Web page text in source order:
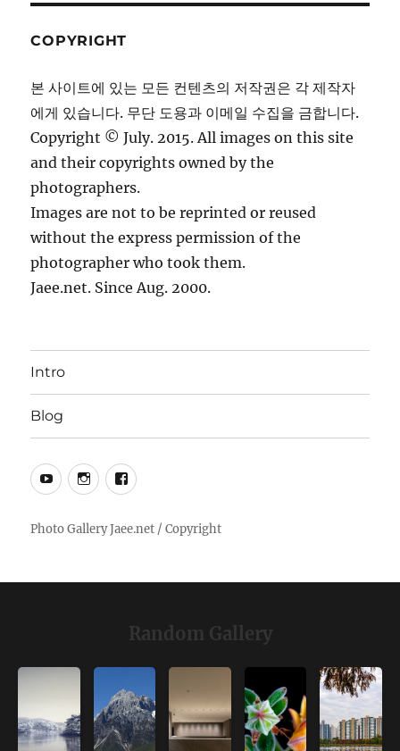
COPYRIGHT
본 사이트에 있는 모든 컨텐츠의 저작권은 각 제작자
에게 있습니다. 무단 도용과 이메일 수집을 금합니다.
Copyright © July. 2015. All images on this site
and their copyrights owned by the
photographers.
Images are not to be reprinted or reused
without the express permission of the
photographer who took them.
Jaee.net. Since Aug. 2000.
Intro
Blog
YouTubeInstagramFacebook
Random Gallery